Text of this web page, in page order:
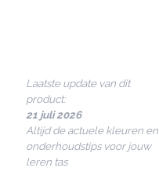
Laatste update van dit
product:
21 juli 2026
Altijd de actuele kleuren en
onderhoudstips voor jouw
leren tas